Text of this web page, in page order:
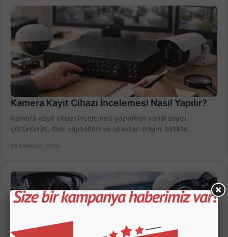
Kamera Kayıt Cihazı İncelemesi Nasıl Yapılır?
Kamera kayıt cihazı incelemesi yaparken kanal sayısı,
çözünürlük, disk kapasitesi ve uzaktan erişimi birlikte
16 Temmuz 2026